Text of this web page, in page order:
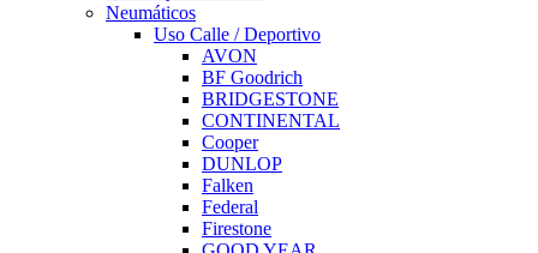
Neumáticos
Uso Calle / Deportivo
AVON
BF Goodrich
BRIDGESTONE
CONTINENTAL
Cooper
DUNLOP
Falken
Federal
Firestone